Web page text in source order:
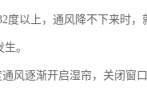
度以上，通风降不下来时，
。
风逐渐开启湿帘，关闭窗